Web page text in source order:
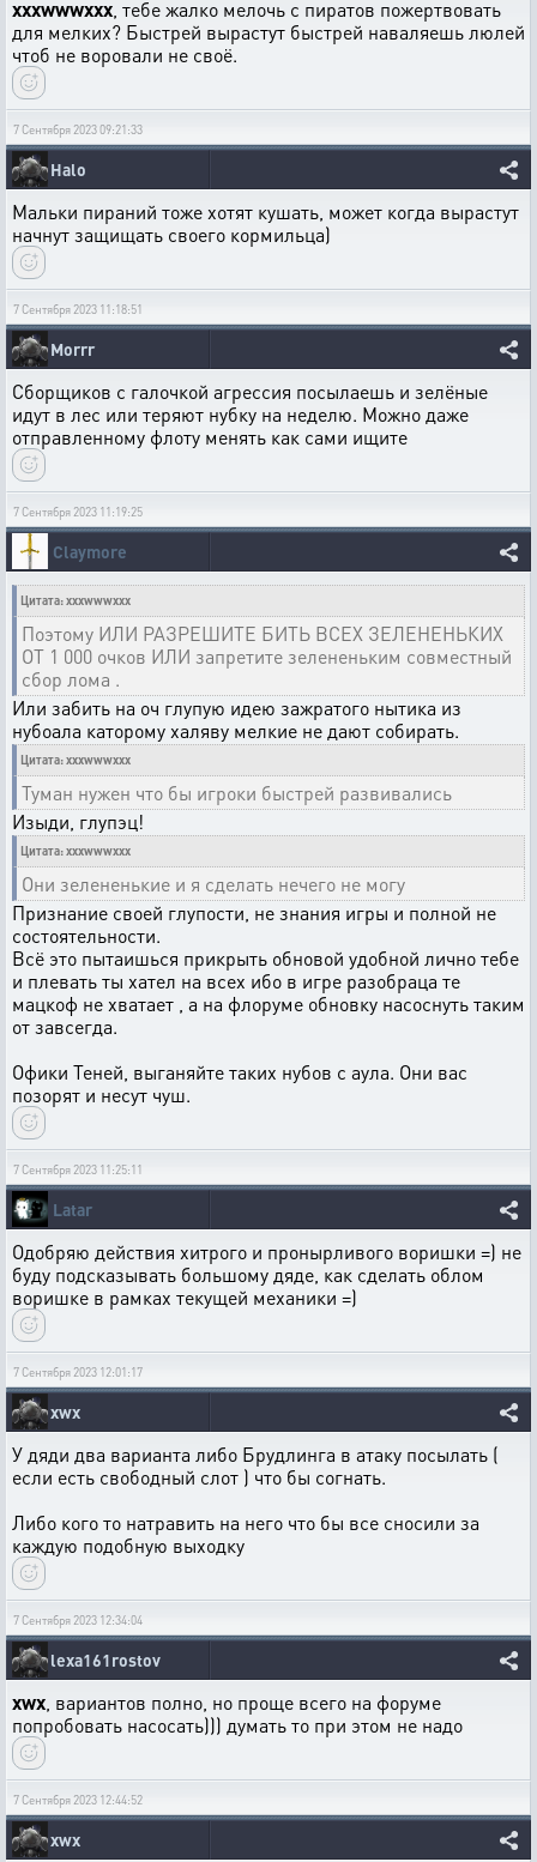
xxxwwwxxx , тебе жалко мелочь с пиратов пожертвовать
для мелких? Быстрей вырастут быстрей наваляешь люлей
чтоб не воровали не своё.
7 Сентября 2023 09:21:33
Halo
Мальки пираний тоже хотят кушать, может когда вырастут
начнут защищать своего кормильца)
7 Сентября 2023 11:18:51
Morrr
Сборщиков с галочкой агрессия посылаешь и зелёные
идут в лес или теряют нубку на неделю. Можно даже
отправленному флоту менять как сами ищите
7 Сентября 2023 11:19:25
Claymore
Цитата: xxxwwwxxx
Поэтому ИЛИ РАЗРЕШИТЕ БИТЬ ВСЕХ ЗЕЛЕНЕНЬКИХ
ОТ 1 000 очков ИЛИ запретите зелененьким совместный
сбор лома .
Или забить на оч глупую идею зажратого нытика из
нубоала каторому халяву мелкие не дают собирать.
Цитата: xxxwwwxxx
Туман нужен что бы игроки быстрей развивались
Изыди, глупэц!
Цитата: xxxwwwxxx
Они зелененькие и я сделать нечего не могу
Признание своей глупости, не знания игры и полной не
состоятельности.
Всё это пытаишься прикрыть обновой удобной лично тебе
и плевать ты хател на всех ибо в игре разобраца те
мацкоф не хватает , а на флоруме обновку насоснуть таким
от завсегда.
Офики Теней, выганяйте таких нубов с аула. Они вас
позорят и несут чуш.
7 Сентября 2023 11:25:11
Latar
Одобряю действия хитрого и пронырливого воришки =) не
буду подсказывать большому дяде, как сделать облом
воришке в рамках текущей механики =)
7 Сентября 2023 12:01:17
xwx
У дяди два варианта либо Брудлинга в атаку посылать (
если есть свободный слот ) что бы согнать.
Либо кого то натравить на него что бы все сносили за
каждую подобную выходку
7 Сентября 2023 12:34:04
lexa161rostov
xwx , вариантов полно, но проще всего на форуме
попробовать насосать))) думать то при этом не надо
7 Сентября 2023 12:44:52
xwx